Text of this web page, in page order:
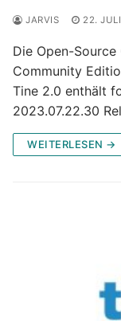
JARVIS 22.
Die Open-
Community
Tine 2.0 enthält
2023.07.22.30
WEITERLESEN →